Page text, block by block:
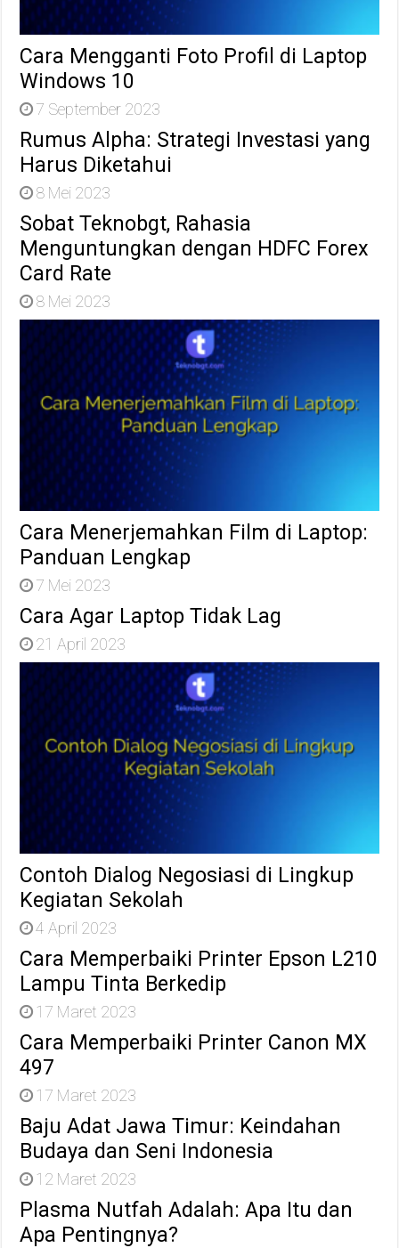
Cara Mengganti Foto Profil di Laptop
Windows 10
7 September 2023
Rumus Alpha: Strategi Investasi yang
Harus Diketahui
8 Mei 2023
Sobat Teknobgt, Rahasia
Menguntungkan dengan HDFC Forex
Card Rate
8 Mei 2023
Cara Menerjemahkan Film di Laptop:
Panduan Lengkap
7 Mei 2023
Cara Agar Laptop Tidak Lag
21 April 2023
Contoh Dialog Negosiasi di Lingkup
Kegiatan Sekolah
4 April 2023
Cara Memperbaiki Printer Epson L210
Lampu Tinta Berkedip
17 Maret 2023
Cara Memperbaiki Printer Canon MX
497
17 Maret 2023
Baju Adat Jawa Timur: Keindahan
Budaya dan Seni Indonesia
12 Maret 2023
Plasma Nutfah Adalah: Apa Itu dan
Apa Pentingnya?